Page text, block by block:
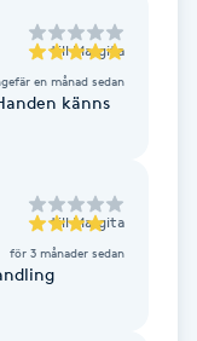
till Margita
en månad sedan
känns
till Margita
för 3 månader sedan